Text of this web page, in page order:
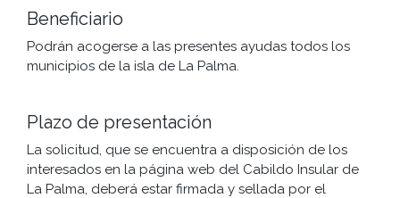
Beneficiario
Podrán acogerse a las presentes ayudas todos los
municipios de la isla de La Palma.
Plazo de presentación
La solicitud, que se encuentra a disposición de los
interesados en la página web del Cabildo Insular de
La Palma, deberá estar firmada y sellada por el